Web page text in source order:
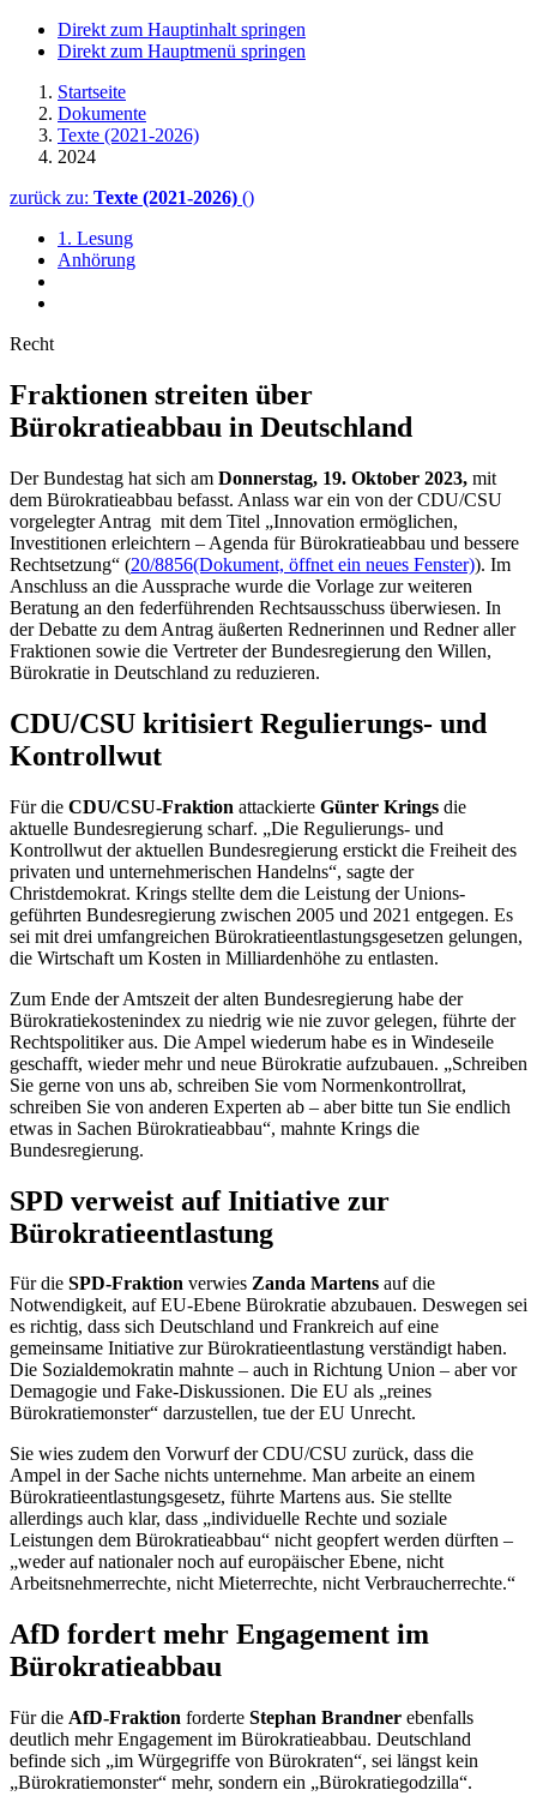
Direkt zum Hauptinhalt springen
Direkt zum Hauptmenü springen
Startseite
Dokumente
Texte (2021-2026)
2024
zurück zu: Texte (2021-2026) ()
1. Lesung
Anhörung
Recht
Fraktionen streiten über
Bürokratieabbau in Deutschland
Der Bundestag hat sich am Donnerstag, 19. Oktober 2023, mit
dem Bürokratieabbau befasst. Anlass war ein von der CDU/CSU
vorgelegter Antrag mit dem Titel „Innovation ermöglichen,
Investitionen erleichtern – Agenda für Bürokratieabbau und bessere
Rechtsetzung“ (20/8856(Dokument, öffnet ein neues Fenster)). Im
Anschluss an die Aussprache wurde die Vorlage zur weiteren
Beratung an den federführenden Rechtsausschuss überwiesen. In
der Debatte zu dem Antrag äußerten Rednerinnen und Redner aller
Fraktionen sowie die Vertreter der Bundesregierung den Willen,
Bürokratie in Deutschland zu reduzieren.
CDU/CSU kritisiert Regulierungs- und
Kontrollwut
Für die CDU/CSU-Fraktion attackierte Günter Krings die
aktuelle Bundesregierung scharf. „Die Regulierungs- und
Kontrollwut der aktuellen Bundesregierung erstickt die Freiheit des
privaten und unternehmerischen Handelns“, sagte der
Christdemokrat. Krings stellte dem die Leistung der Unions-
geführten Bundesregierung zwischen 2005 und 2021 entgegen. Es
sei mit drei umfangreichen Bürokratieentlastungsgesetzen gelungen,
die Wirtschaft um Kosten in Milliardenhöhe zu entlasten.
Zum Ende der Amtszeit der alten Bundesregierung habe der
Bürokratiekostenindex zu niedrig wie nie zuvor gelegen, führte der
Rechtspolitiker aus. Die Ampel wiederum habe es in Windeseile
geschafft, wieder mehr und neue Bürokratie aufzubauen. „Schreiben
Sie gerne von uns ab, schreiben Sie vom Normenkontrollrat,
schreiben Sie von anderen Experten ab – aber bitte tun Sie endlich
etwas in Sachen Bürokratieabbau“, mahnte Krings die
Bundesregierung.
SPD verweist auf Initiative zur
Bürokratieentlastung
Für die SPD-Fraktion verwies Zanda Martens auf die
Notwendigkeit, auf EU-Ebene Bürokratie abzubauen. Deswegen sei
es richtig, dass sich Deutschland und Frankreich auf eine
gemeinsame Initiative zur Bürokratieentlastung verständigt haben.
Die Sozialdemokratin mahnte – auch in Richtung Union – aber vor
Demagogie und Fake-Diskussionen. Die EU als „reines
Bürokratiemonster“ darzustellen, tue der EU Unrecht.
Sie wies zudem den Vorwurf der CDU/CSU zurück, dass die
Ampel in der Sache nichts unternehme. Man arbeite an einem
Bürokratieentlastungsgesetz, führte Martens aus. Sie stellte
allerdings auch klar, dass „individuelle Rechte und soziale
Leistungen dem Bürokratieabbau“ nicht geopfert werden dürften –
„weder auf nationaler noch auf europäischer Ebene, nicht
Arbeitsnehmerrechte, nicht Mieterrechte, nicht Verbraucherrechte.“
AfD fordert mehr Engagement im
Bürokratieabbau
Für die AfD-Fraktion forderte Stephan Brandner ebenfalls
deutlich mehrEngagement im Bürokratieabbau. Deutschland
befinde sich „im Würgegriffe von Bürokraten“, sei längst kein
„Bürokratiemonster“ mehr, sondern ein „Bürokratiegodzilla“.